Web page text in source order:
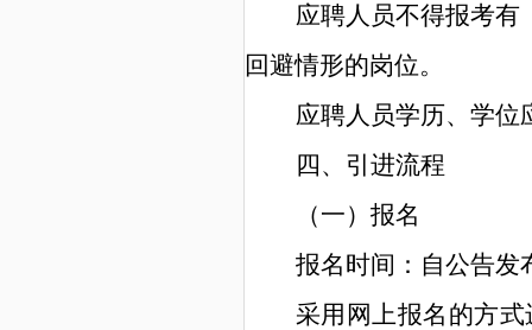
应聘人员不得报考有
回避情形的岗位。
应聘人员学历、学位
四、引进流程
（一） 报名
报名时间：自公告发
采用 网上报名的方